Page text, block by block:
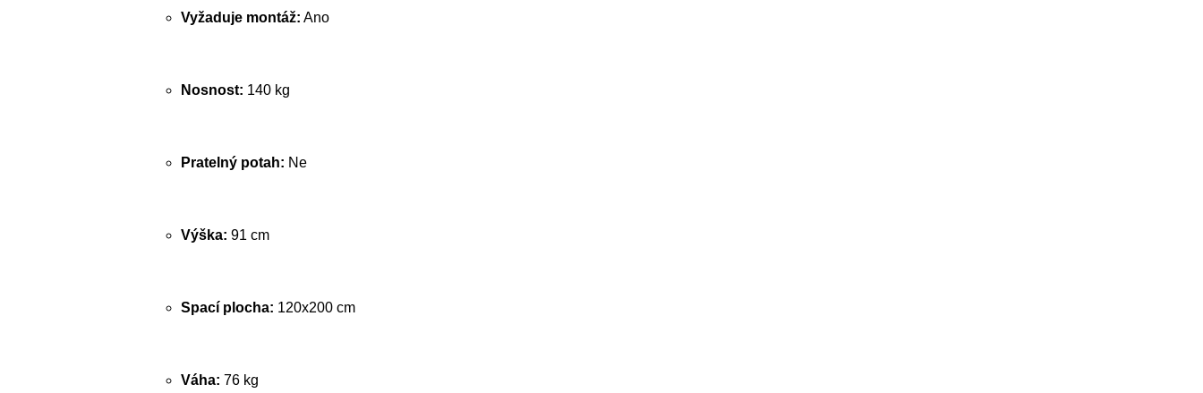
Vyžaduje montáž: Ano
Nosnost: 140 kg
Pratelný potah: Ne
Výška: 91 cm
Spací plocha: 120x200 cm
Váha: 76 kg